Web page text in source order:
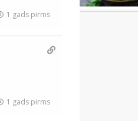
1 gads pirms
1 gads pirms